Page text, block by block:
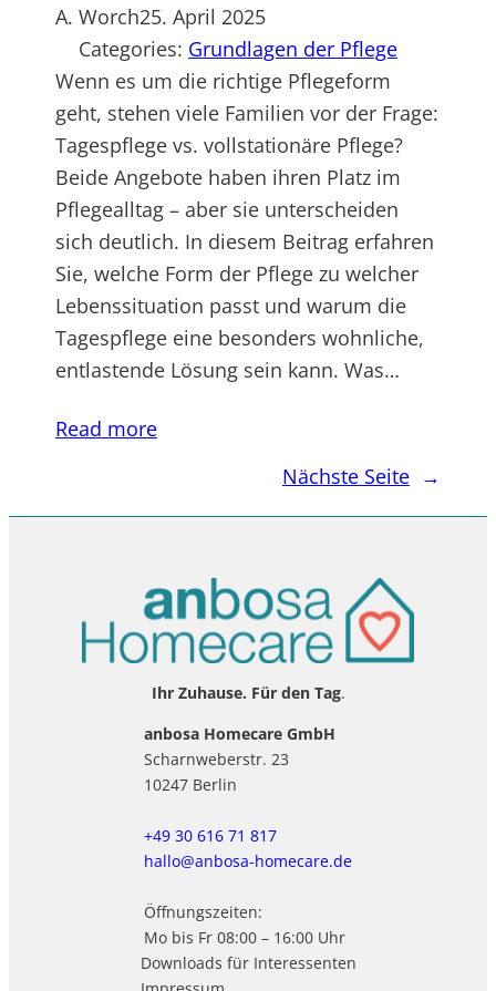
A. Worch25. April 2025
Categories: Grundlagen der Pflege
Wenn es um die richtige Pflegeform
geht, stehen viele Familien vor der Frage:
Tagespflege vs. vollstationäre Pflege?
Beide Angebote haben ihren Platz im
Pflegealltag – aber sie unterscheiden
sich deutlich. In diesem Beitrag erfahren
Sie, welche Form der Pflege zu welcher
Lebenssituation passt und warum die
Tagespflege eine besonders wohnliche,
entlastende Lösung sein kann. Was…
Read more
Nächste Seite →
Ihr Zuhause. Für den Tag.
anbosa Homecare GmbH
Scharnweberstr. 23
10247 Berlin
+49 30 616 71 817
hallo@anbosa-homecare.de
Öffnungszeiten:
Mo bis Fr 08:00 – 16:00 Uhr
Downloads für Interessenten